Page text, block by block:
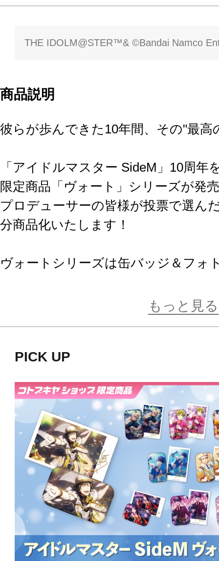
THE IDOLM@STER™& ©Bandai Namco
商品説明
彼らが歩んできた10年間、その"最高
「アイドルマスター SideM」10周
限定商品「ヴォート」シリーズが発
プロデューサーの皆様が投票で選ん
分商品化いたします！
ヴォートシリーズは缶バッジ＆フォ
として、缶バッジ・フォト風カード
各商品には受注期間を設けますので
れば必ずご用意いたします！
2025年7月から2026年6月までの1年
発売いたしますので、どうぞお楽し
発売月（予定）
▼第１弾
2025年7月：清澄九郎 、蒼井悠介、
もっと見る
PICK UP